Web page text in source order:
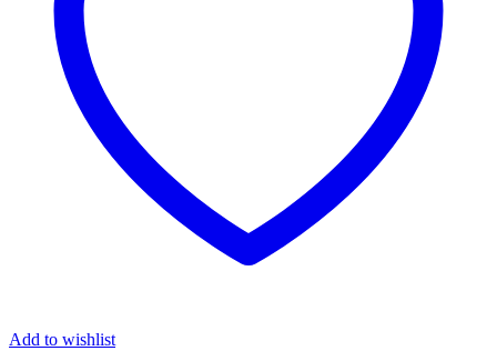
Add to wishlist